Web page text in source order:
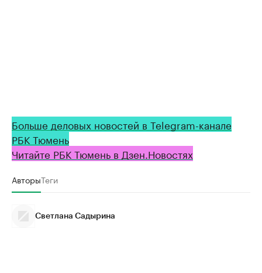
Больше деловых новостей в Telegram-канале
РБК Тюмень
Читайте РБК Тюмень в Дзен.Новостях
АвторыТеги
Светлана Садырина